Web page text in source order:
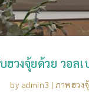
วงจุ้ยด้วย วอล
by admin3 |ภาพฮวง